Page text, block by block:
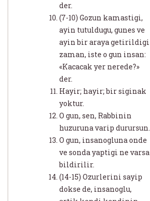
der.
(7-10) Gozun kamastigi,
ayin tutuldugu, gunes ve
ayin bir araya getirildigi
zaman, iste o gun insan:
«Kacacak yer nerede?»
der.
Hayir; hayir; bir siginak
yoktur.
O gun, sen, Rabbinin
huzuruna varip durursun.
O gun, insanogluna onde
ve sonda yaptigi ne varsa
bildirilir.
(14-15) Ozurlerini sayip
dokse de, insanoglu,